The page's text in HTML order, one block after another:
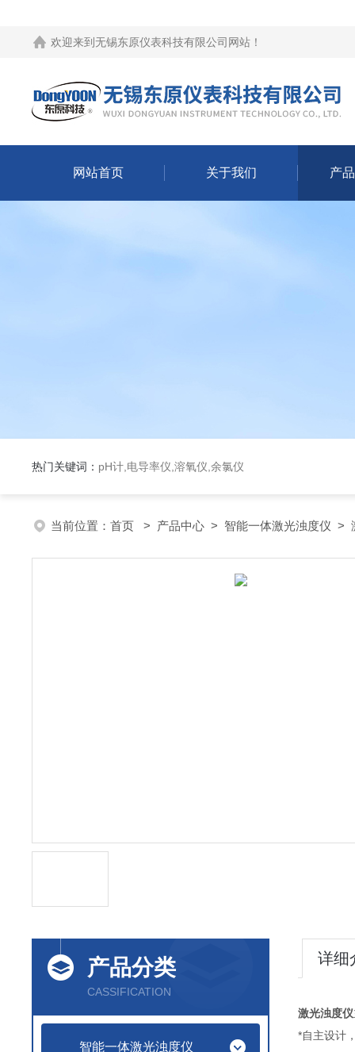
欢迎来到 无锡东原仪表科技有限公司网站 ！
网站首页 关于我们 产
热门关键词： pH计,电导率仪,溶氧仪,余氯仪
当前位置： 首页 > 产品中心 > 智能一体激光浊度仪 >
产品分类
CASSIFICATION
智能一体激光浊度仪
详细
激光浊度仪
*自主